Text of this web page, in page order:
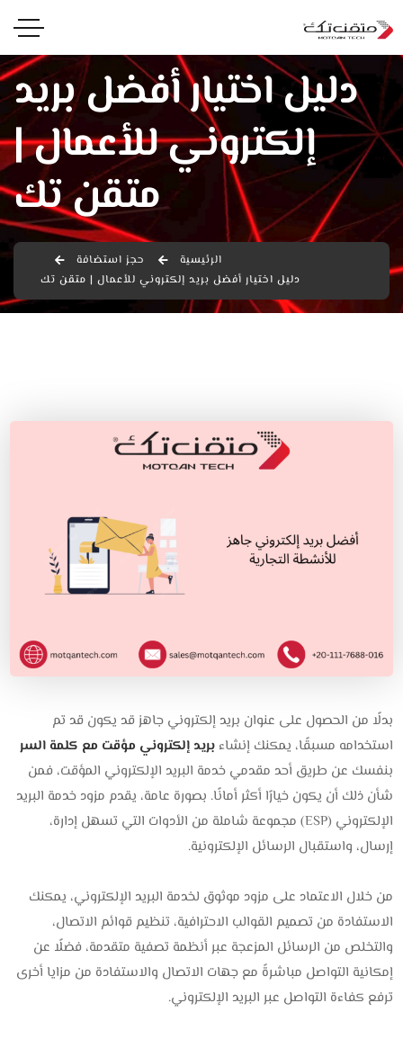
دليل اختيار أفضل بريد
إلكتروني للأعمال |
متقن تك
الرئيسية
حجز استضافة
دليل اختيار أفضل بريد إلكتروني للأعمال | متقن تك
بدلًا من الحصول على عنوان بريد إلكتروني جاهز قد يكون قد تم
استخدامه مسبقًا، يمكنك إنشاءبريد إلكتروني مؤقت مع كلمة السر
بنفسك عن طريق أحد مقدمي خدمة البريد الإلكتروني المؤقت، فمن
شأن ذلك أن يكون خيارًا أكثر أمانًا. بصورة عامة، يقدم مزود خدمة البريد
الإلكتروني (ESP) مجموعة شاملة من الأدوات التي تسهل إدارة،
إرسال، واستقبال الرسائل الإلكترونية.
من خلال الاعتماد على مزود موثوق لخدمة البريد الإلكتروني، يمكنك
الاستفادة من تصميم القوالب الاحترافية، تنظيم قوائم الاتصال،
والتخلص من الرسائل المزعجة عبر أنظمة تصفية متقدمة، فضلًا عن
إمكانية التواصل مباشرةً مع جهات الاتصال والاستفادة من مزايا أخرى
ترفع كفاءة التواصل عبر البريد الإلكتروني.